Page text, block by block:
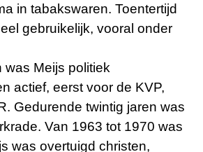
in tabakswaren. Toentertijd
gebruikelijk, vooral onder
was Meijs politiek
actief, eerst voor de KVP,
Gedurende twintig jaren was
Van 1963 tot 1970 was
was overtuigd christen,